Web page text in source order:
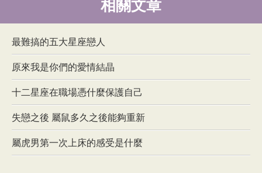
相關文章
最難搞的五大星座戀人
原來我是你們的愛情結晶
十二星座在職場憑什麼保護自己
失戀之後 屬鼠多久之後能夠重新
屬虎男第一次上床的感受是什麼